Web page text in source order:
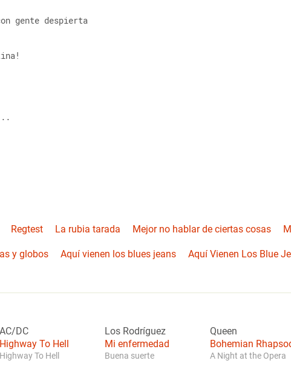
gente despierta
Regtest La rubia tarada Mejor no hablar de ciertas cosas
y globos Aquí vienen los blues jeans Aquí Vienen Los Blue
AC/DC
Highway To Hell
Highway To Hell
Los Rodríguez
Mi enfermedad
Buena suerte
Queen
Bohemian
A Night at the Opera